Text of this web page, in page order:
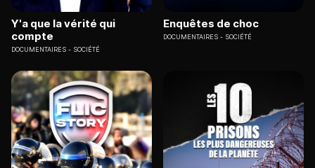
Y'a que la vérité qui
compte
DOCUMENTAIRES SOCIÉTÉ
Enquêtes de choc
DOCUMENTAIRES SOCIÉTÉ